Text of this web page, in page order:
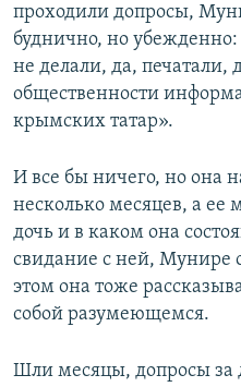
проходили допросы,
буднично, но
не делали, да, печатали,
общественности
крымских татар».
И все бы ничего, но она
несколько месяцев, а ее
дочь и в каком она
свидание с ней, Мунире
этом она тоже
собой разумеющемся.
Шли месяцы, допросы за